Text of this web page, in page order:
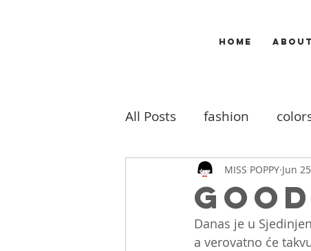
HOME ABOUT
All Posts fashion
makeup music
my work
MISS POPPY Jun
Danas je u
a verovatno će